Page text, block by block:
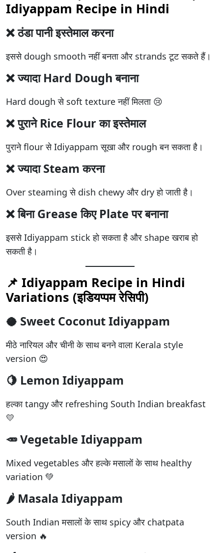
Idiyappam Recipe in Hindi
❌ ठंडा पानी इस्तेमाल करना
इससे dough smooth नहीं बनता और strands टूट सकते हैं।
❌ ज्यादा Hard Dough बनाना
Hard dough से soft texture नहीं मिलता 😢
❌ पुराने Rice Flour का इस्तेमाल
पुराने flour से Idiyappam सूखा और rough बन सकता है।
❌ ज्यादा Steam करना
Over steaming से dish chewy और dry हो जाती है।
❌ बिना Grease किए Plate पर बनाना
इससे Idiyappam stick हो सकता है और shape खराब हो
सकती है।
📌 Idiyappam Recipe in Hindi
Variations (इडियप्पम रेसिपी)
🥥 Sweet Coconut Idiyappam
मीठे नारियल और चीनी के साथ बनने वाला Kerala style
version 😍
🍋 Lemon Idiyappam
हल्का tangy और refreshing South Indian breakfast
💛
🥕 Vegetable Idiyappam
Mixed vegetables और हल्के मसालों के साथ healthy
variation 💚
🌶️ Masala Idiyappam
South Indian मसालों के साथ spicy और chatpata
version 🔥